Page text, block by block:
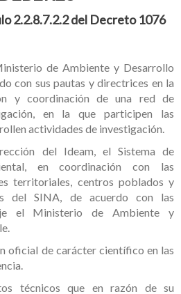
2.2.8.7.2.2 del Decreto 1076
de Ambiente y Desarrollo
con sus pautas y directrices en la
y coordinación de una red de
en la que participen las
actividades de investigación.
del Ideam, el Sistema de
en coordinación con las
territoriales, centros poblados y
del SINA, de acuerdo con las
el Ministerio de Ambiente y
oficial de carácter científico en las
técnicos que en razón de su